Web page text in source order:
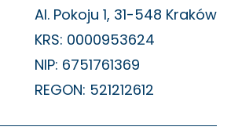
Al. Pokoju 1, 31-548 Kraków
KRS: 0000953624
NIP: 6751761369
REGON: 521212612